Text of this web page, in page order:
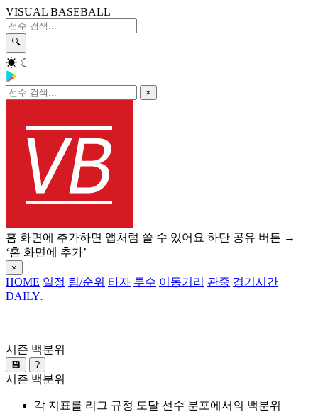
VISUAL BASEBALL
🔍
☀ ☾
×
홈 화면에 추가하면 앱처럼 쓸 수 있어요 하단 공유 버튼 →
‘홈 화면에 추가’
×
HOME 일정 팀/순위 타자 투수 이동거리 관중 경기시간
DAILY.
시즌 백분위
💾 ?
시즌 백분위
각 지표를 리그 규정 도달 선수 분포에서의 백분위